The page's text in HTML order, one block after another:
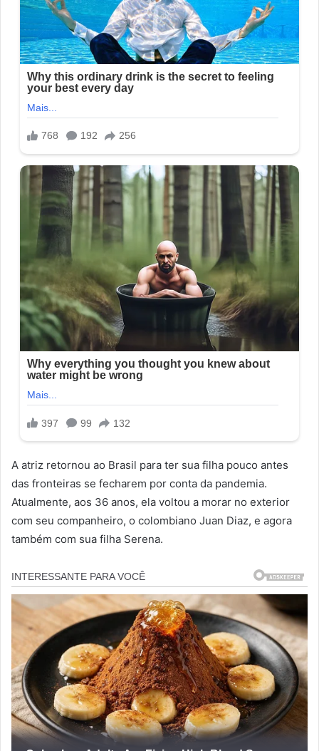
A atriz retornou ao Brasil para ter sua filha pouco antes
das fronteiras se fecharem por conta da pandemia.
Atualmente, aos 36 anos, ela voltou a morar no exterior
com seu companheiro, o colombiano Juan Diaz, e agora
também com sua filha Serena.